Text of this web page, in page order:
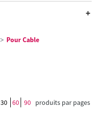
Pour Cable
30 60 90 produits par pages